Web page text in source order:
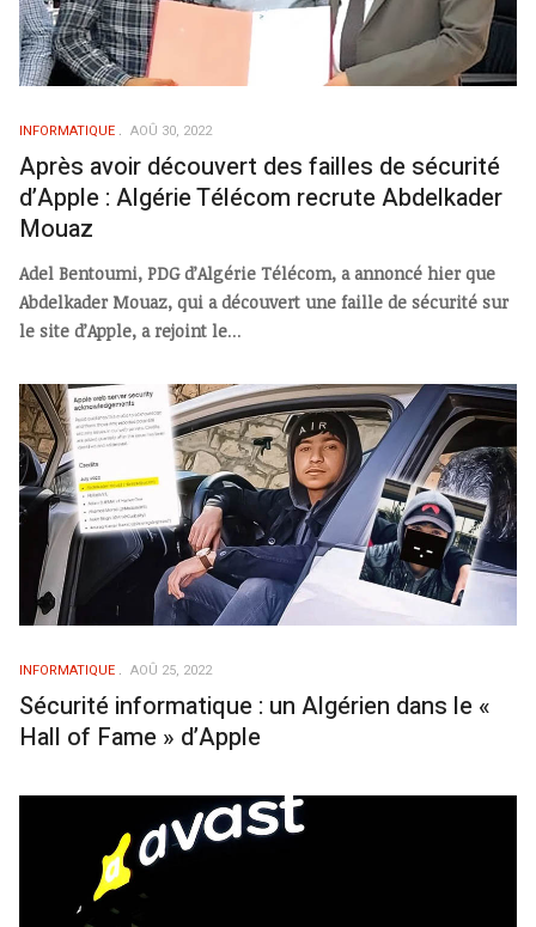
INFORMATIQUE AOÛ 30, 2022
Après avoir découvert des failles de sécurité
d’Apple : Algérie Télécom recrute Abdelkader
Mouaz
Adel Bentoumi, PDG d’Algérie Télécom, a annoncé hier que
Abdelkader Mouaz, qui a découvert une faille de sécurité sur
le site d’Apple, a rejoint le...
INFORMATIQUE AOÛ 25, 2022
Sécurité informatique : un Algérien dans le «
Hall of Fame » d’Apple